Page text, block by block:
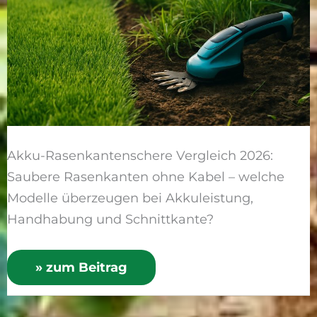
Akku-Rasenkantenschere Vergleich 2026:
Saubere Rasenkanten ohne Kabel – welche
Modelle überzeugen bei Akkuleistung,
Handhabung und Schnittkante?
Modelle
» zum Beitrag